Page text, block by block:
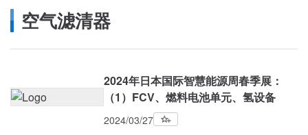
空气滤清器
2024年日本国际智慧能源周春季展：
（1）FCV、燃料电池单元、氢设备
2024/03/27